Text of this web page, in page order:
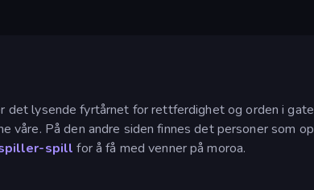
lysende fyrtårnet for rettferdighet og orden i
På den andre siden finnes det personer som
spill for å få med venner på moroa.